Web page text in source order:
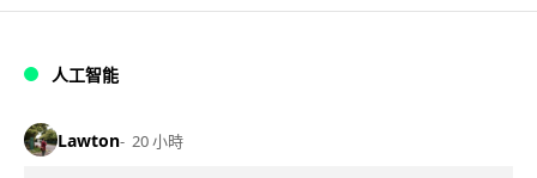
人工智能
Lawton 20 小時